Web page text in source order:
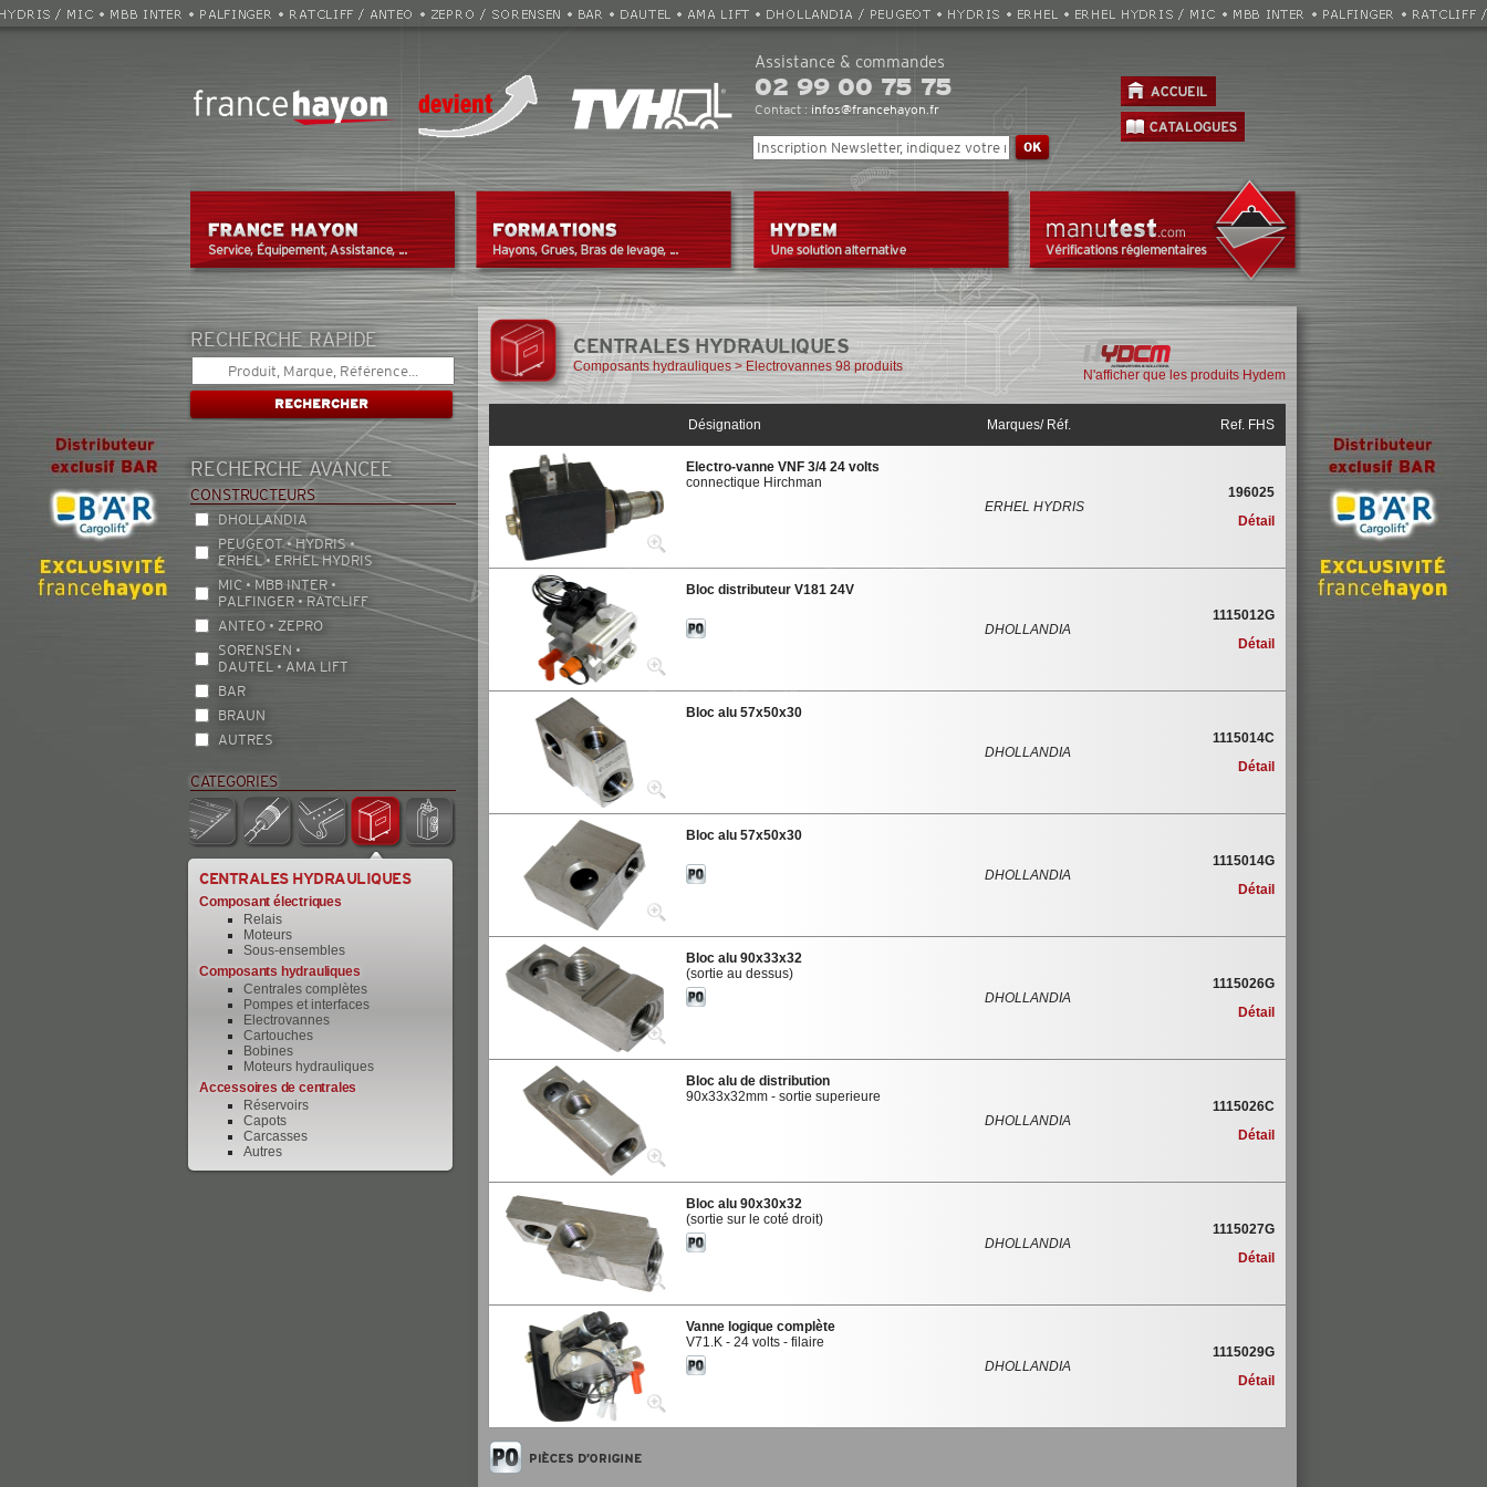
Assistance & commandes
02 99 00 75 75
Contact : infos@francehayon.fr
RECHERCHE RAPIDE
RECHERCHE AVANCEE
CONSTRUCTEURS
DHOLLANDIA
PEUGEOT • HYDRIS •
ERHEL • ERHEL HYDRIS
MIC • MBB INTER •
PALFINGER • RATCLIFF
ANTEO • ZEPRO
SORENSEN •
DAUTEL • AMA LIFT
BAR
BRAUN
AUTRES
CATEGORIES
CENTRALES HYDRAULIQUES
Composant électriques
Relais
Moteurs
Sous-ensembles
Composants hydrauliques
Centrales complètes
Pompes et interfaces
Electrovannes
Cartouches
Bobines
Moteurs hydrauliques
Accessoires de centrales
Réservoirs
Capots
Carcasses
Autres
CENTRALES HYDRAULIQUES
Composants hydrauliques > Electrovannes 98 produits
N'afficher que les produits Hydem
Désignation Marques/ Réf. Ref. FHS
Electro-vanne VNF 3/4 24 volts
connectique Hirchman
ERHEL HYDRIS
196025
Détail
Bloc distributeur V181 24V
DHOLLANDIA
1115012G
Détail
Bloc alu 57x50x30
DHOLLANDIA
1115014C
Détail
Bloc alu 57x50x30
DHOLLANDIA
1115014G
Détail
Bloc alu 90x33x32
(sortie au dessus)
DHOLLANDIA
1115026G
Détail
Bloc alu de distribution
90x33x32mm - sortie superieure
DHOLLANDIA
1115026C
Détail
Bloc alu 90x30x32
(sortie sur le coté droit)
DHOLLANDIA
1115027G
Détail
Vanne logique complète
V71.K - 24 volts - filaire
DHOLLANDIA
1115029G
Détail